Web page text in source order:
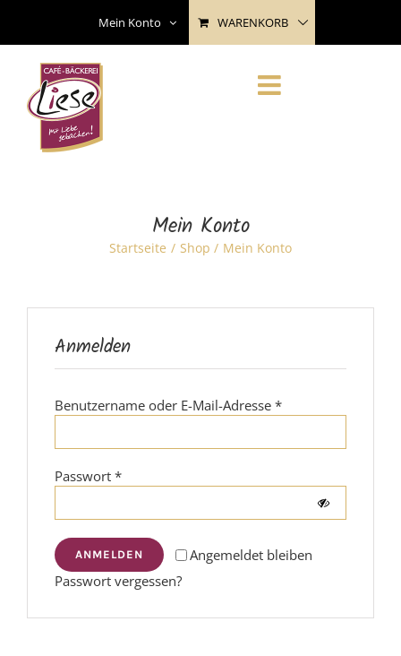
content
Mein Konto WARENKORB
Mein Konto
Startseite Shop Mein Konto
Anmelden
Benutzername oder E-Mail-Adresse *Erforderlich
Passwort *Erforderlich
Angemeldet bleiben
ANMELDEN
Passwort vergessen?